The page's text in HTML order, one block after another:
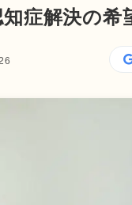
症解決の希